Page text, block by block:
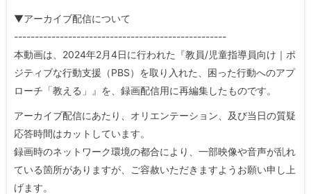
▼アーカイブ配信について
---------------------------------------------------
本動画は、2024年2月4日に行われた『教員/児童指導員向け｜ポ
ジティブな行動支援（PBS）を取り入れた、困った行動へのアプ
ローチ「教える」』を、録画配信用に再編集したものです。
アーカイブ配信にあたり、オリエンテーション、及び当日の質疑
応答時間はカットしています。
録画時のネットワーク環境の都合により、一部映像や音声が乱れ
ている箇所がありますが、ご容赦いただきますようお願い申し上
げます。